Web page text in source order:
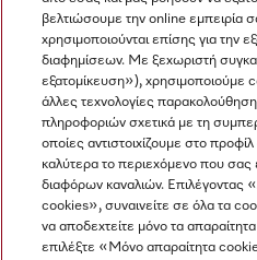
Η εταιρεία μας
Όροι και Προϋποθέσεις
Miele στο Instagram
Miele στο Facebook
Miele στο Youtube
βελτιώσουμε την online εμπειρία
χρησιμοποιούνται επίσης για την
διαφημίσεων. Με ξεχωριστή
εξατομίκευση»), χρησιμοποιούμε
άλλες τεχνολογίες
πληροφοριών σχετικά με τη
οποίες αντιστοιχίζουμε στο
καλύτερα το περιεχόμενο που
διαφόρων καναλιών. Επιλέγοντας
cookies», συναινείτε σε όλα τα
να αποδεχτείτε μόνο τα
επιλέξτε «Μόνο απαραίτητα